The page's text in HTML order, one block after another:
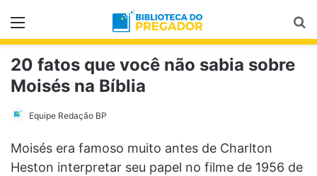
Menu
20 fatos que você não sabia sobre
Moisés na Bíblia
Equipe Redação BP
Moisés era famoso muito antes de Charlton
Heston interpretar seu papel no filme de 1956 de